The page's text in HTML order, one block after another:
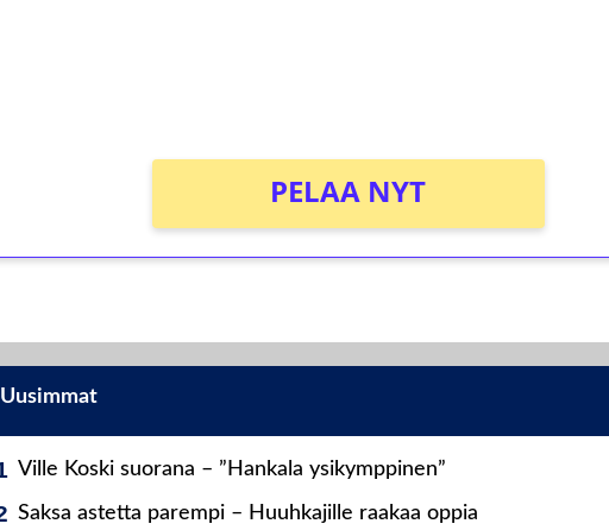
PELAA NYT
Uusimmat
Ville Koski suorana – ”Hankala ysikymppinen”
Saksa astetta parempi – Huuhkajille raakaa oppia